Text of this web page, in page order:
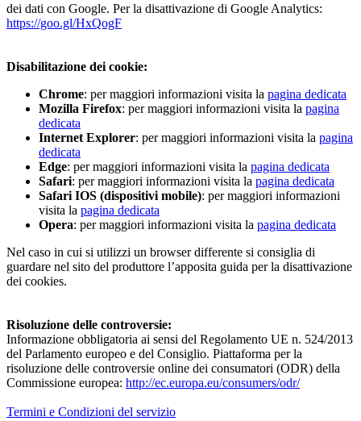
dei dati con Google. Per la disattivazione di Google Analytics:
https://goo.gl/HxQogF
Disabilitazione dei cookie:
Chrome: per maggiori informazioni visita la pagina dedicata
Mozilla Firefox: per maggiori informazioni visita la pagina
dedicata
Internet Explorer: per maggiori informazioni visita la pagina
dedicata
Edge: per maggiori informazioni visita la pagina dedicata
Safari: per maggiori informazioni visita la pagina dedicata
Safari IOS (dispositivi mobile): per maggiori informazioni
visita la pagina dedicata
Opera: per maggiori informazioni visita la pagina dedicata
Nel caso in cui si utilizzi un browser differente si consiglia di
guardare nel sito del produttore l’apposita guida per la disattivazione
dei cookies.
Risoluzione delle controversie:
Informazione obbligatoria ai sensi del Regolamento UE n. 524/2013
del Parlamento europeo e del Consiglio. Piattaforma per la
risoluzione delle controversie online dei consumatori (ODR) della
Commissione europea: http://ec.europa.eu/consumers/odr/
Termini e Condizioni del servizio